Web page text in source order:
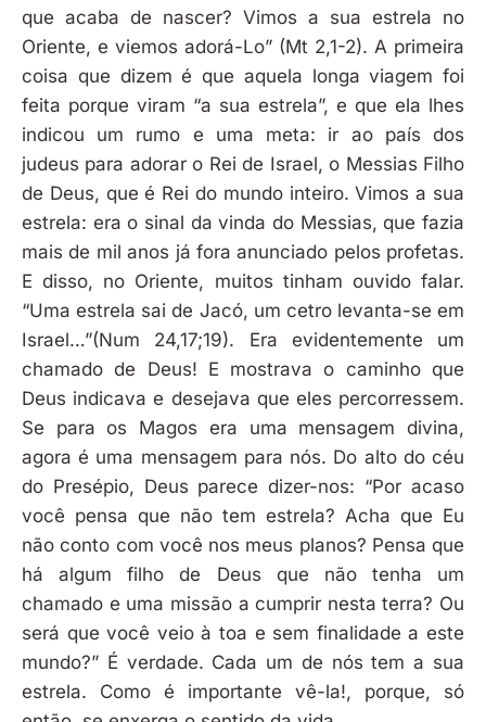
que acaba de nascer? Vimos a sua estrela no
Oriente, e viemos adorá-Lo” (Mt 2,1-2). A primeira
coisa que dizem é que aquela longa viagem foi
feita porque viram “a sua estrela”, e que ela lhes
indicou um rumo e uma meta: ir ao país dos
judeus para adorar o Rei de Israel, o Messias Filho
de Deus, que é Rei do mundo inteiro. Vimos a sua
estrela: era o sinal da vinda do Messias, que fazia
mais de mil anos já fora anunciado pelos profetas.
E disso, no Oriente, muitos tinham ouvido falar.
“Uma estrela sai de Jacó, um cetro levanta-se em
Israel…”(Num 24,17;19). Era evidentemente um
chamado de Deus! E mostrava o caminho que
Deus indicava e desejava que eles percorressem.
Se para os Magos era uma mensagem divina,
agora é uma mensagem para nós. Do alto do céu
do Presépio, Deus parece dizer-nos: “Por acaso
você pensa que não tem estrela? Acha que Eu
não conto com você nos meus planos? Pensa que
há algum filho de Deus que não tenha um
chamado e uma missão a cumprir nesta terra? Ou
será que você veio à toa e sem finalidade a este
mundo?” É verdade. Cada um de nós tem a sua
estrela. Como é importante vê-la!, porque, só